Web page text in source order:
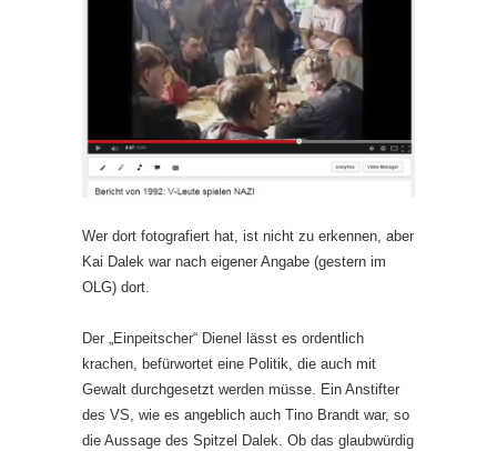
Wer dort fotografiert hat, ist nicht zu erkennen, aber
Kai Dalek war nach eigener Angabe (gestern im
OLG) dort.
Der „Einpeitscher“ Dienel lässt es ordentlich
krachen, befürwortet eine Politik, die auch mit
Gewalt durchgesetzt werden müsse. Ein Anstifter
des VS, wie es angeblich auch Tino Brandt war, so
die Aussage des Spitzel Dalek. Ob das glaubwürdig